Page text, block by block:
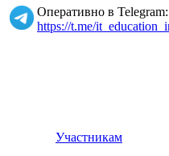
Оперативно в Telegram:
https://t.me/
Участникам